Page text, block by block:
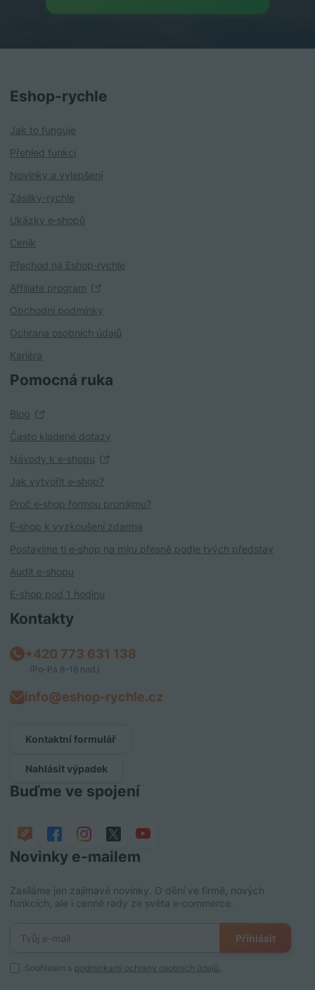
Eshop‑rychle
Jak to funguje
Přehled funkcí
Novinky a vylepšení
Zásilky-rychle
Ukázky e‑shopů
Ceník
Přechod na Eshop‑rychle
Affiliate program
Obchodní podmínky
Ochrana osobních údajů
Kariéra
Pomocná ruka
Blog
Často kladené dotazy
Návody k e‑shopu
Jak vytvořit e‑shop?
Proč e‑shop formou pronájmu?
E‑shop k vyzkoušení zdarma
Postavíme ti e‑shop na míru přesně podle tvých představ
Audit e‑shopu
E-shop pod 1 hodinu
Kontakty
+420 773 631 138
(Po–Pá 8–16 hod.)
info@eshop-rychle.cz
Kontaktní formulář
Nahlásit výpadek
Buďme ve spojení
Novinky e‑mailem
Zasíláme jen zajímavé novinky. O dění ve firmě, nových
funkcích, ale i cenné rady ze světa e‑commerce.
Přihlásit
Souhlasím s podmínkami ochrany osobních údajů.